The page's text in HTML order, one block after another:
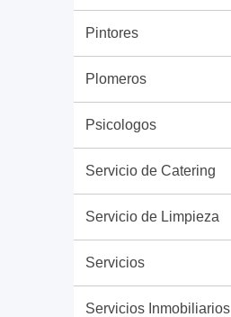
Pintores
Plomeros
Psicologos
Servicio de Catering
Servicio de Limpieza
Servicios
Servicios Inmobiliarios